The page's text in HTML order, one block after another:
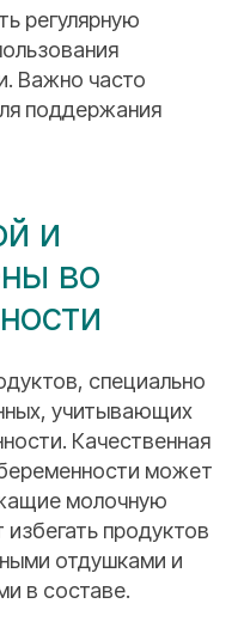
регулярную
Важно часто
поддержания
и
во
специально
учитывающих
Качественная
может
молочную
продуктов
отдушками и
в составе.